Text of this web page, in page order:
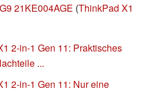
21KE004AGE (ThinkPad X1
2-in-1 Gen 11: Praktisches
...
2-in-1 Gen 11: Nur eine